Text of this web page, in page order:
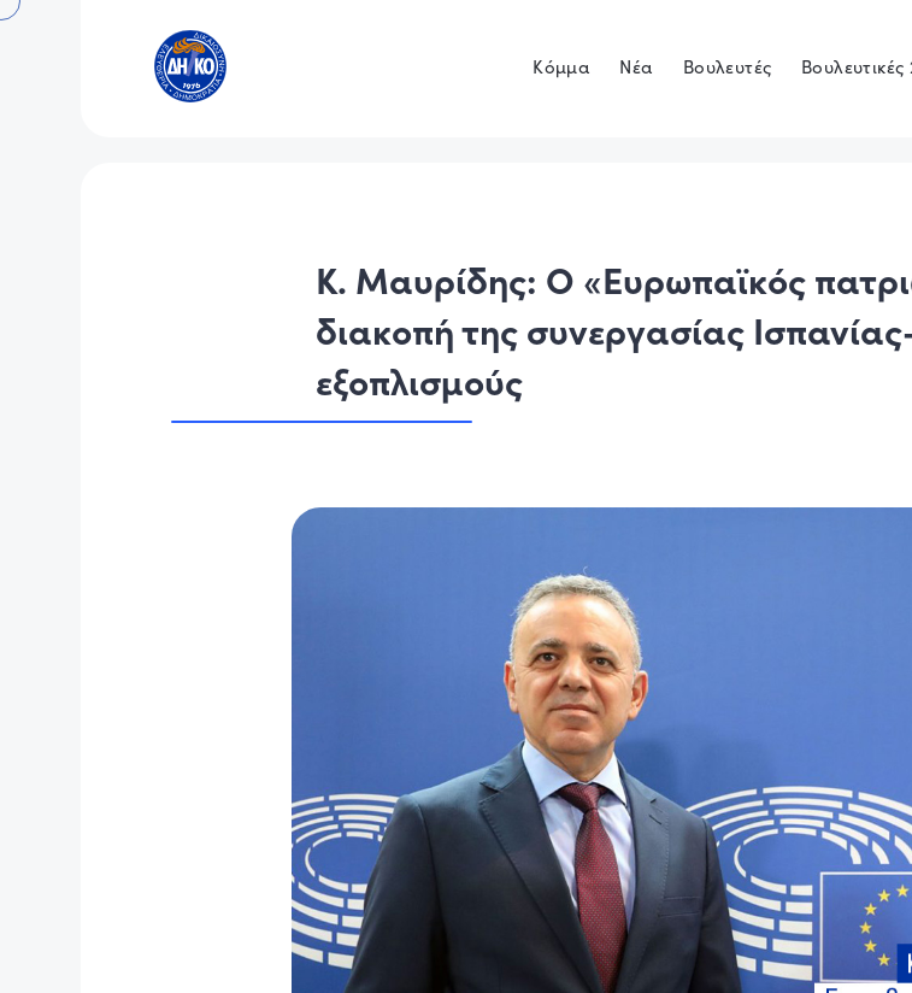
Κόμμα Νέα Βουλευτές
Κ. Μαυρίδης: O «Ευρωπαϊκός
διακοπή της συνεργασίας
εξοπλισμούς